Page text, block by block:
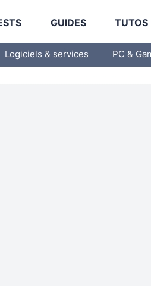
GUIDES TUTOS
Logiciels & services PC &